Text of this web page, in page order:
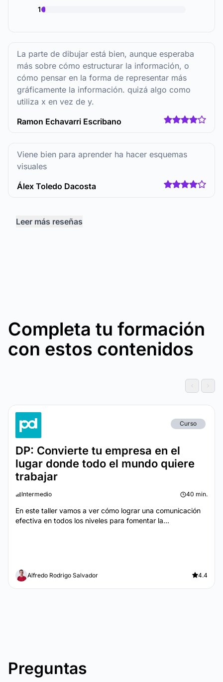
1
La parte de dibujar está bien, aunque esperaba
más sobre cómo estructurar la información, o
cómo pensar en la forma de representar más
gráficamente la información. quizá algo como
utiliza x en vez de y.
Ramon Echavarri Escribano
Viene bien para aprender ha hacer esquemas
visuales
Álex Toledo Dacosta
Leer más reseñas
Completa tu formación
con estos contenidos
Curso
DP: Convierte tu empresa en el
lugar donde todo el mundo quiere
trabajar
Intermedio 40 min.
En este taller vamos a ver cómo lograr una comunicación
efectiva en todos los niveles para fomentar la...
Alfredo Rodrigo Salvador 4.4
Preguntas